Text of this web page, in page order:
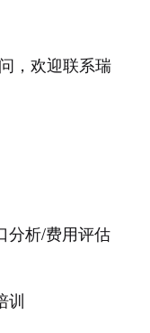
，欢迎联系瑞
分析/费用评估
训